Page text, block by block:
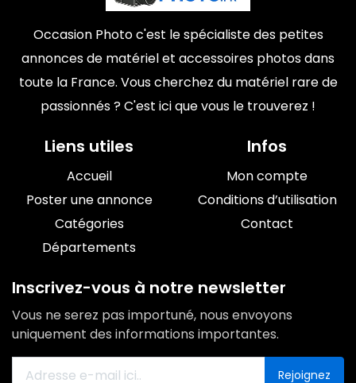
Occasion Photo c'est le spécialiste des petites
annonces de matériel et accessoires photos dans
toute la France. Vous cherchez du matériel rare de
passionnés ? C'est ici que vous le trouverez !
Liens utiles
Accueil
Poster une annonce
Catégories
Départements
Infos
Mon compte
Conditions d’utilisation
Contact
Inscrivez-vous à notre newsletter
Vous ne serez pas importuné, nous envoyons
uniquement des informations importantes.
Rejoignez